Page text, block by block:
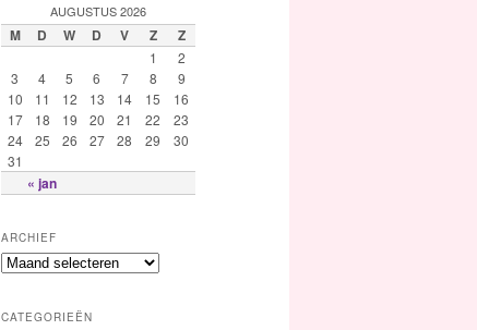
AUGUSTUS 2026
M D W D V Z Z
« jan
1
2
3
4 5 6 7 8
9
10
11 12 13 14 15
16
17
18 19 20 21 22
23
24
25 26 27 28 29
30
31
ARCHIEF
CATEGORIEËN